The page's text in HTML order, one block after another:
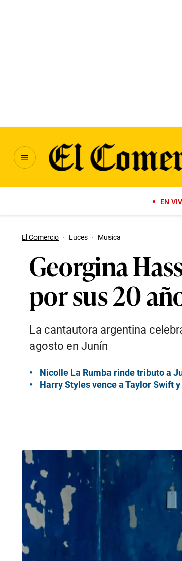
EN
El Comercio · Luces · Musica
Georgina
por sus 20
La cantautora argentina
agosto en Junín
Nicolle La Rumba rinde tributo a
Harry Styles vence a Taylor Swift